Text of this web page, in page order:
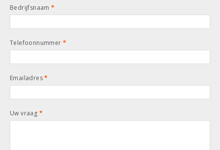
Bedrijfsnaam*
Telefoonnummer *
Emailadres*
Uw vraag *